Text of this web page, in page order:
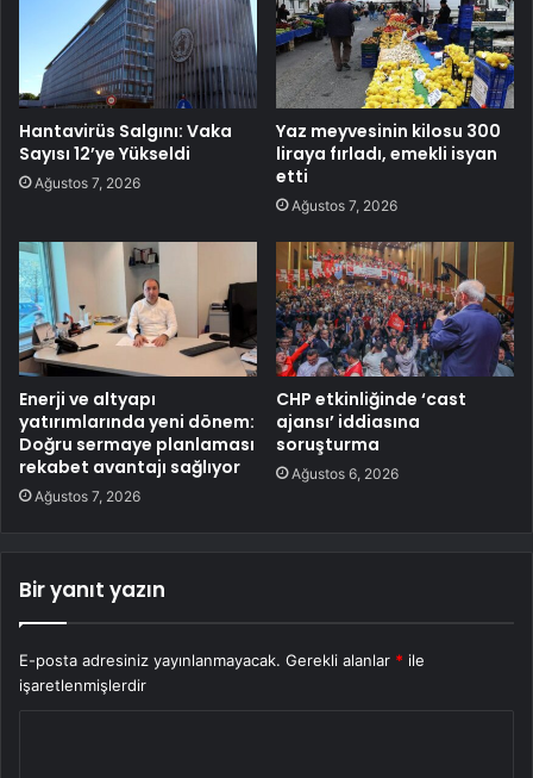
Hantavirüs Salgını: Vaka
Sayısı 12’ye Yükseldi
Ağustos 7, 2026
Yaz meyvesinin kilosu 300
liraya fırladı, emekli isyan
etti
Ağustos 7, 2026
Enerji ve altyapı
yatırımlarında yeni dönem:
Doğru sermaye planlaması
rekabet avantajı sağlıyor
Ağustos 7, 2026
CHP etkinliğinde ‘cast
ajansı’ iddiasına
soruşturma
Ağustos 6, 2026
Bir yanıt yazın
E-posta adresiniz yayınlanmayacak. Gerekli alanlar * ile
işaretlenmişlerdir